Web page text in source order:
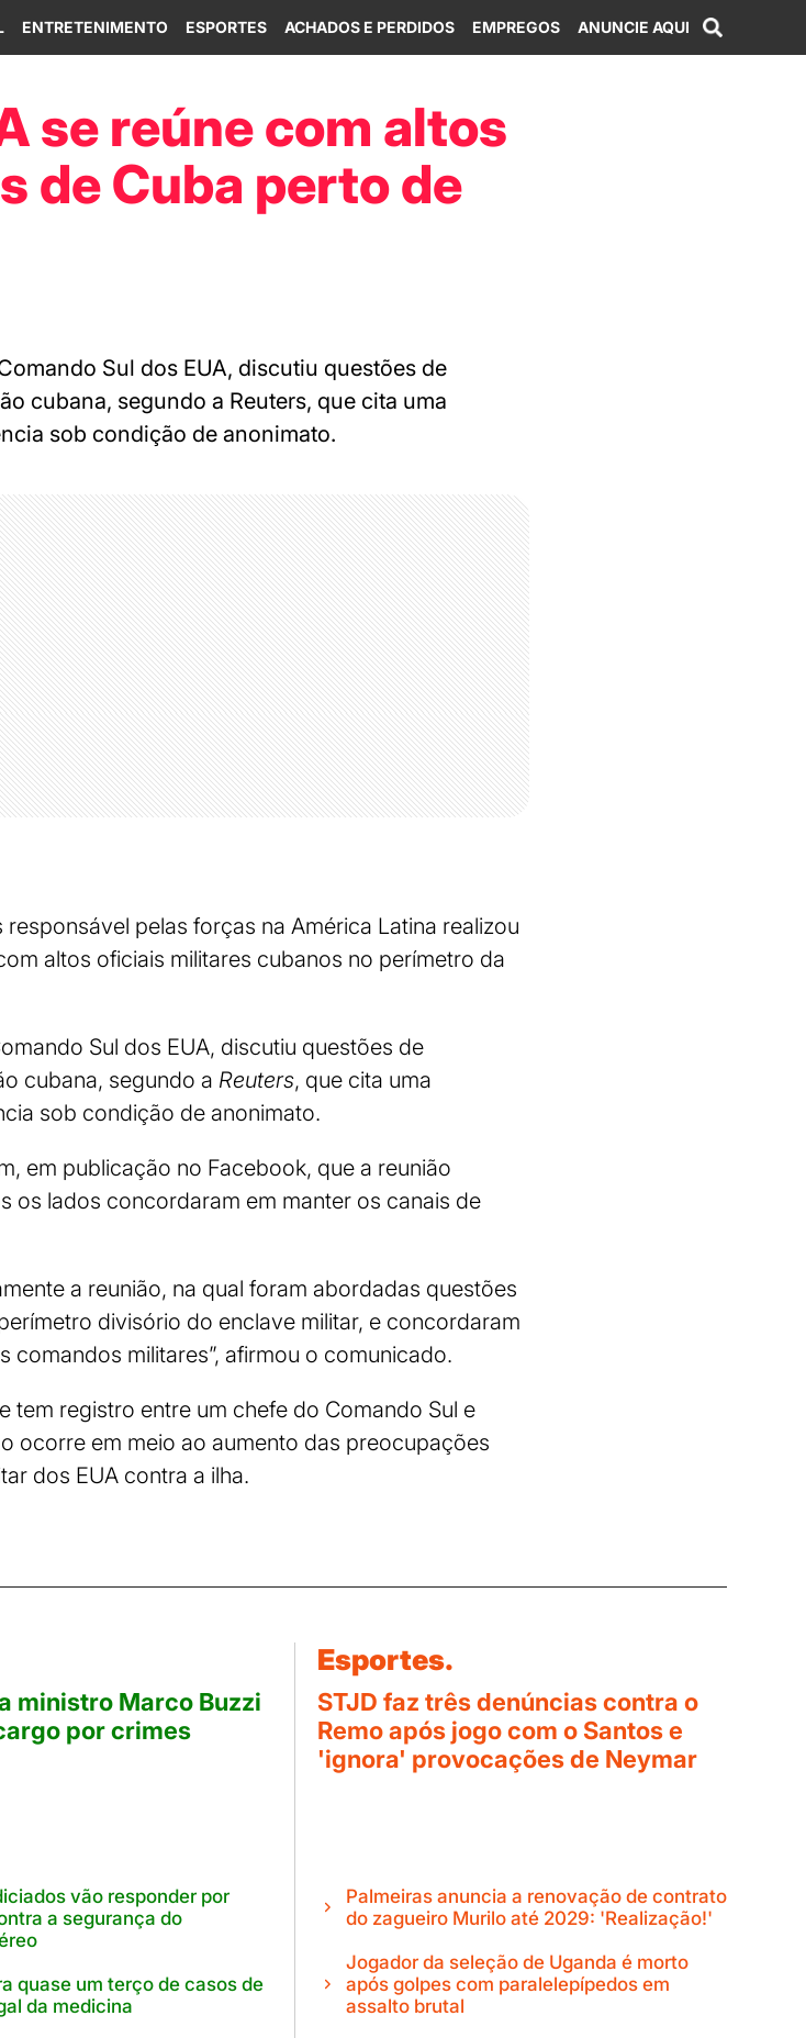
ENTRETENIMENTO ESPORTES ACHADOS E PERDIDOS EMPREGOS ANUNCIE AQUI
se reúne com altos
de Cuba perto de
Sul dos EUA, discutiu questões de
cubana, segundo a Reuters, que cita uma
sob condição de anonimato.
pelas forças na América Latina realizou
altos oficiais militares cubanos no perímetro da
Sul dos EUA, discutiu questões de
cubana, segundo a Reuters, que cita uma
sob condição de anonimato.
em publicação no Facebook, que a reunião
os lados concordaram em manter os canais de
a reunião, na qual foram abordadas questões
divisório do enclave militar, e concordaram
comandos militares”, afirmou o comunicado.
tem registro entre um chefe do Comando Sul e
ocorre em meio ao aumento das preocupações
dos EUA contra a ilha.
ministro Marco Buzzi
por crimes
vão responder por
a segurança do
quase um terço de casos de
da medicina
Esportes.
STJD faz três denúncias contra o
Remo após jogo com o Santos e
'ignora' provocações de Neymar
Palmeiras anuncia a renovação de contrato
do zagueiro Murilo até 2029: 'Realização!'
Jogador da seleção de Uganda é morto
após golpes com paralelepípedos em
assalto brutal